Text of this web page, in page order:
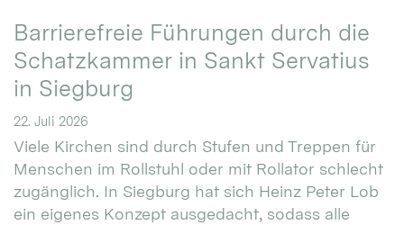
Barrierefreie Führungen durch die
Schatzkammer in Sankt Servatius
in Siegburg
22. Juli 2026
Viele Kirchen sind durch Stufen und Treppen für
Menschen im Rollstuhl oder mit Rollator schlecht
zugänglich. In Siegburg hat sich Heinz Peter Lob
ein eigenes Konzept ausgedacht, sodass alle